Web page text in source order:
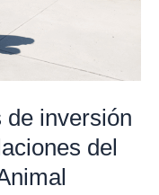
de inversión
del